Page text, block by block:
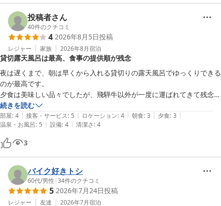
​館内の設備自体は所々に年季を感じさせる部分もありますが、必要なリ
ニューアルや設備投資がしっかり行われている印象で、どこも清潔に保
たれており終始快適でした。
何より、オーナーさんのハキハキとした気持ちの良いおもてなしが嬉し
く、心も体もリフレッシュできる素晴らしい滞在になりました。また乗
鞍を訪れる際は、ぜひリピートしたいと思えるお宿です。
投稿者さん
40件のクチコミ
4 2026年8月5日投稿
レジャー 家族 2026年8月宿泊
貸切露天風呂は最高、食事の提供順が残念
夜は遅くまで、朝は早くから入れる貸切りの露天風呂でゆっくりできる
のが最高です。
夕食は美味しい品々でしたが、飛騨牛以外が一度に運ばれてきて残念！
特に鮎の塩焼き、季節の天ぷらは出来上がりならより美味しかったでし
ょう！！
続きを読む
部屋: 4 | 接客・サービス: 5 | ロケーション: 4 | 朝食: 3 | 夕食: 3 |
温泉・お風呂: 5 | 設備: 4 | 清潔さ: 4
3
バイク好きトシ
60代/男性 |34件のクチコミ
5 2026年7月24日投稿
レジャー 友達 2026年7月宿泊